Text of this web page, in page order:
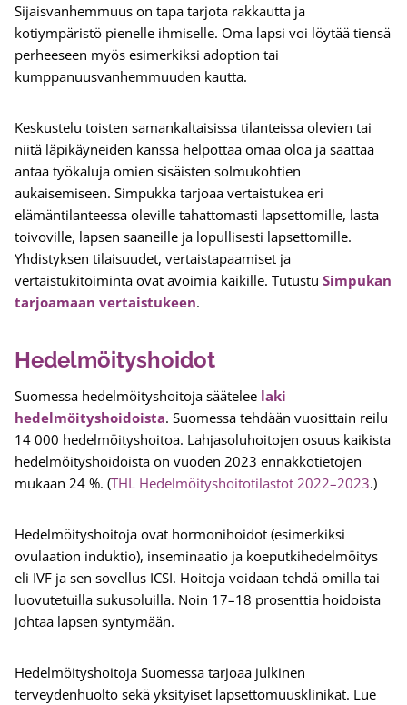
Sijaisvanhemmuus on tapa tarjota rakkautta ja
kotiympäristö pienelle ihmiselle. Oma lapsi voi löytää tiensä
perheeseen myös esimerkiksi adoption tai
kumppanuusvanhemmuuden kautta.
Keskustelu toisten samankaltaisissa tilanteissa olevien tai
niitä läpikäyneiden kanssa helpottaa omaa oloa ja saattaa
antaa työkaluja omien sisäisten solmukohtien
aukaisemiseen. Simpukka tarjoaa vertaistukea eri
elämäntilanteessa oleville tahattomasti lapsettomille, lasta
toivoville, lapsen saaneille ja lopullisesti lapsettomille.
Yhdistyksen tilaisuudet, vertaistapaamiset ja
vertaistukitoiminta ovat avoimia kaikille. Tutustu Simpukan
tarjoamaan vertaistukeen.
Hedelmöityshoidot
Suomessa hedelmöityshoitoja säätelee laki
hedelmöityshoidoista. Suomessa tehdään vuosittain reilu
14 000 hedelmöityshoitoa. Lahjasoluhoitojen osuus kaikista
hedelmöityshoidoista on vuoden 2023 ennakkotietojen
mukaan 24 %. (THL Hedelmöityshoitotilastot 2022–2023.)
Hedelmöityshoitoja ovat hormonihoidot (esimerkiksi
ovulaation induktio), inseminaatio ja koeputkihedelmöitys
eli IVF ja sen sovellus ICSI. Hoitoja voidaan tehdä omilla tai
luovutetuilla sukusoluilla. Noin 17–18 prosenttia hoidoista
johtaa lapsen syntymään.
Hedelmöityshoitoja Suomessa tarjoaa julkinen
terveydenhuolto sekä yksityiset lapsettomuusklinikat. Lue